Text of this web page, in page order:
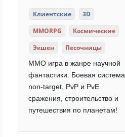
Клиентские
3D
MMORPG
Космические
Экшен
Песочницы
ММО игра в жанре научной
фантастики. Боевая система
non-target, PvP и PvE
сражения, строительство и
путешествия по планетам!